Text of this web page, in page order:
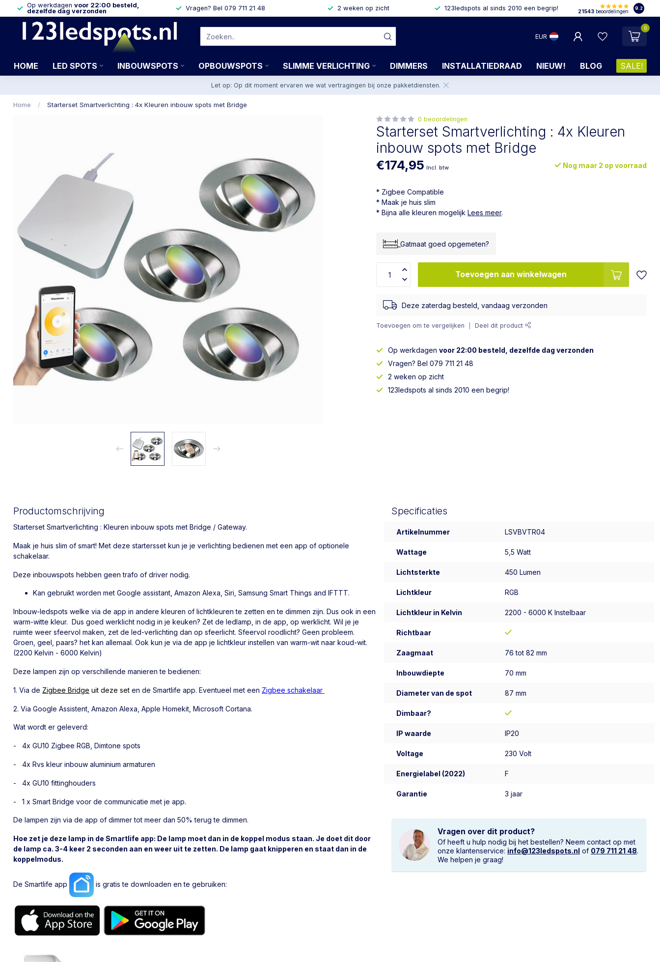
Op werkdagen voor 22:00 besteld,
dezelfde dag verzonden
Vragen? Bel 079 711 21 48 2 weken op zicht 123ledspots al sinds 2010 een begrip! 21543 beoordelingen
9.2
EUR
0
HOME LED SPOTS INBOUWSPOTS OPBOUWSPOTS SLIMME VERLICHTING DIMMERS INSTALLATIEDRAAD NIEUW! BLOG SALE!
Let op: Op dit moment ervaren we wat vertragingen bij onze pakketdiensten.
Home / Starterset Smartverlichting : 4x Kleuren inbouw spots met Bridge
0 beoordelingen
Starterset Smartverlichting : 4x Kleuren
inbouw spots met Bridge
€174,95 Incl. btw Nog maar 2 op voorraad
* Zigbee Compatible
* Maak je huis slim
* Bijna alle kleuren mogelijkLees meer.
_Gatmaat goed opgemeten?
Toevoegen aan winkelwagen
Deze zaterdag besteld, vandaag verzonden
Toevoegen om te vergelijken Deel dit product
Op werkdagenvoor 22:00 besteld, dezelfde dag verzonden
Vragen? Bel 079 711 21 48
2 weken op zicht
123ledspots al sinds 2010 een begrip!
Productomschrijving
Starterset Smartverlichting : Kleuren inbouw spots met Bridge / Gateway.
Maak je huis slim of smart! Met deze startersset kun je je verlichting bedienen met een app of optionele
schakelaar.
Deze inbouwspots hebben geen trafo of driver nodig.
Kan gebruikt worden met Google assistant, Amazon Alexa, Siri, Samsung Smart Things and IFTTT.
Inbouw-ledspots welke via de app in andere kleuren of lichtkleuren te zetten en te dimmen zijn. Dus ook in een
warm-witte kleur. Dus goed werklicht nodig in je keuken? Zet de ledlamp, in de app, op werklicht. Wil je je
ruimte weer sfeervol maken, zet de led-verlichting dan op sfeerlicht. Sfeervol roodlicht? Geen probleem.
Groen, geel, paars? het kan allemaal. Ook kun je via de app je lichtkleur instellen van warm-wit naar koud-wit.
(2200 Kelvin - 6000 Kelvin)
Deze lampen zijn op verschillende manieren te bedienen:
1. Via de Zigbee Bridge uit deze set en de Smartlife app. Eventueel met een Zigbee schakelaar
2. Via Google Assistent, Amazon Alexa, Apple Homekit, Microsoft Cortana.
Wat wordt er geleverd:
- 4x GU10 Zigbee RGB, Dimtone spots
- 4x Rvs kleur inbouw aluminium armaturen
- 4x GU10 fittinghouders
- 1 x Smart Bridge voor de communicatie met je app.
De lampen zijn via de app of dimmer tot meer dan 50% terug te dimmen.
Hoe zet je deze lamp in de Smartlife app: De lamp moet dan in de koppel modus staan. Je doet dit door
de lamp ca. 3-4 keer 2 seconden aan en weer uit te zetten. De lamp gaat knipperen en staat dan in de
koppelmodus.
De Smartlife app is gratis te downloaden en te gebruiken:
Specificaties
Artikelnummer LSVBVTR04
Wattage 5,5 Watt
Lichtsterkte 450 Lumen
Lichtkleur RGB
Lichtkleur in Kelvin 2200 - 6000 K Instelbaar
Richtbaar
Zaagmaat 76 tot 82 mm
Inbouwdiepte 70 mm
Diameter van de spot 87 mm
Dimbaar?
IP waarde IP20
Voltage 230 Volt
Energielabel (2022) F
Garantie 3 jaar
Vragen over dit product?
Of heeft u hulp nodig bij het bestellen? Neem contact op met
onze klantenservice: info@123ledspots.nl of 079 711 21 48.
We helpen je graag!